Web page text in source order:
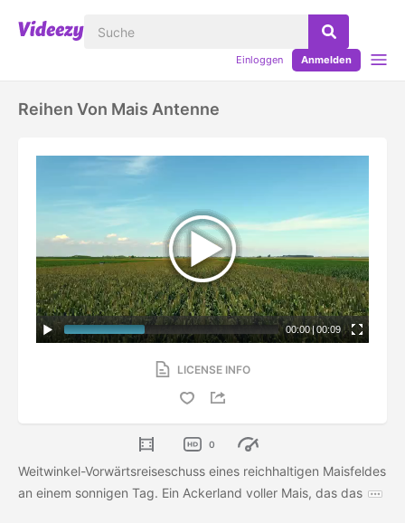
Einloggen Anmelden
Reihen Von Mais Antenne
00:00| 00:09
LICENSE INFO
0
Weitwinkel-Vorwärtsreiseschuss eines reichhaltigen Maisfeldes
an einem sonnigen Tag. Ein Ackerland voller Mais, das das